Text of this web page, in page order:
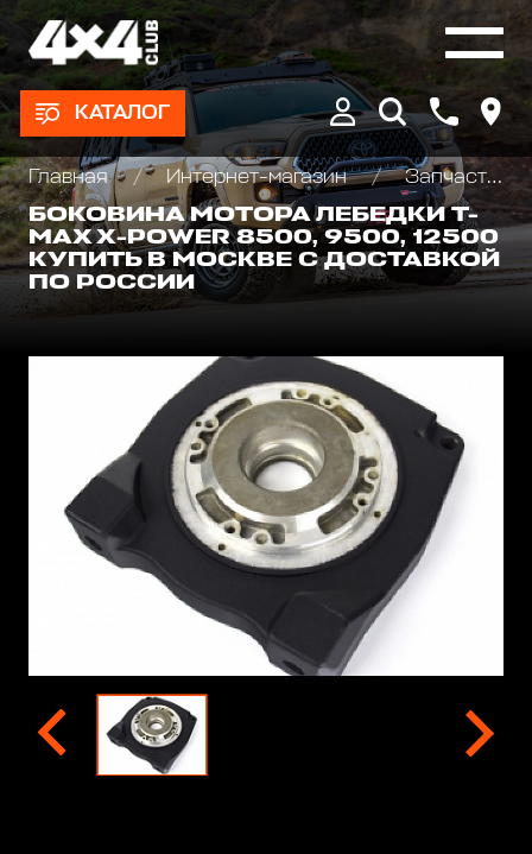
КАТАЛОГ
Главная Интернет-магазин
Запчасти и Аксессуары для лебедок
БОКОВИНА МОТОРА ЛЕБЕДКИ T-
MAX X-POWER 8500, 9500, 12500
КУПИТЬ В МОСКВЕ С ДОСТАВКОЙ
ПО РОССИИ